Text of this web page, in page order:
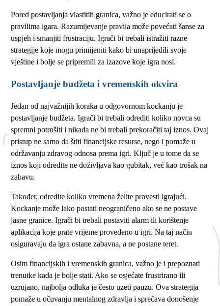
Pored postavljanja vlastitih granica, važno je educirati se o
pravilima igara. Razumijevanje pravila može povećati šanse za
uspjeh i smanjiti frustraciju. Igrači bi trebali istražiti razne
strategije koje mogu primijeniti kako bi unaprijedili svoje
vještine i bolje se pripremili za izazove koje igra nosi.
Postavljanje budžeta i vremenskih okvira
Jedan od najvažnijih koraka u odgovornom kockanju je
postavljanje budžeta. Igrači bi trebali odrediti koliko novca su
spremni potrošiti i nikada ne bi trebali prekoračiti taj iznos. Ovaj
pristup ne samo da štiti financijske resurse, nego i pomaže u
održavanju zdravog odnosa prema igri. Ključ je u tome da se
iznos koji odredite ne doživljava kao gubitak, već kao trošak na
zabavu.
Također, odredite koliko vremena želite provesti igrajući.
Kockanje može lako postati neograničeno ako se ne postave
jasne granice. Igrači bi trebali postaviti alarm ili korištenje
aplikacija koje prate vrijeme provedeno u igri. Na taj način
osiguravaju da igra ostane zabavna, a ne postane teret.
Osim financijskih i vremenskih granica, važno je i prepoznati
trenutke kada je bolje stati. Ako se osjećate frustrirano ili
uzrujano, najbolja odluka je često uzeti pauzu. Ova strategija
pomaže u očuvanju mentalnog zdravlja i sprečava donošenje